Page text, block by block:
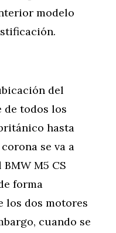
modelo
del
de todos los
hasta
se va a
M5 CS
forma
los dos motores
cuando se